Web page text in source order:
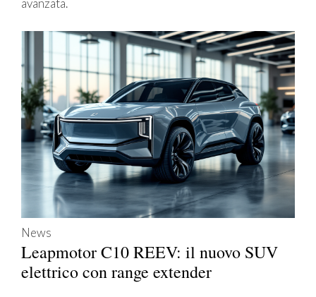
avanzata.
News
Leapmotor C10 REEV: il nuovo SUV
elettrico con range extender